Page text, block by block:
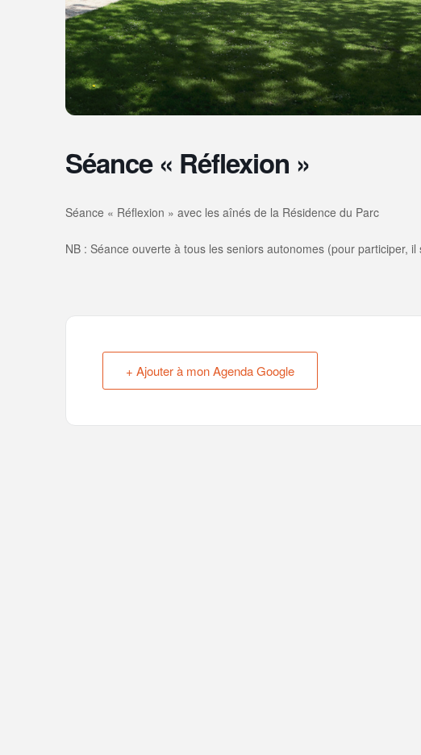
Séance « Réflexion »
Séance « Réflexion » avec les aînés de la Résidence du Parc
NB : Séance ouverte à tous les seniors autonomes (pour participer,
+ Ajouter à mon Agenda Google